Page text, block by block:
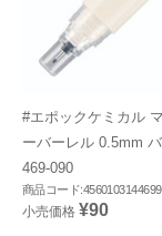
#エポックケミカル
ーバーレル 0.5mm
469-090
商品コード:4560103144699
小売価格 ¥90